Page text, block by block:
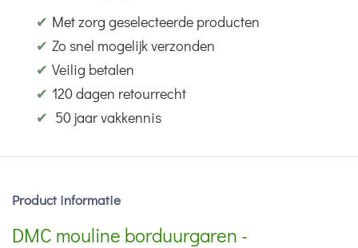
✔ Met zorg geselecteerde producten
✔ Zo snel mogelijk verzonden
✔ Veilig betalen
✔ 120 dagen retourrecht
✔ 50 jaar vakkennis
Product informatie
DMC mouline borduurgaren -